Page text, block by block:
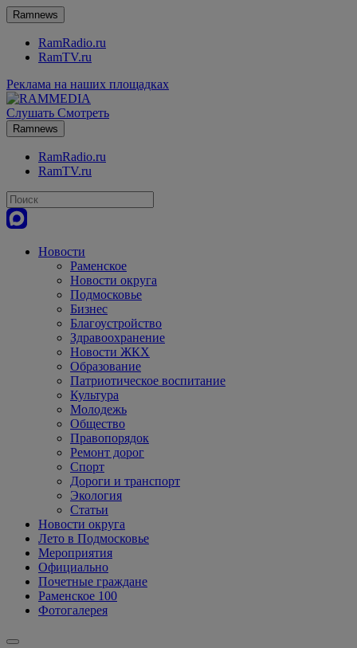
Ramnews
RamRadio.ru
RamTV.ru
Реклама на наших площадках
Слушать Смотреть
Ramnews
RamRadio.ru
RamTV.ru
Новости
Раменское
Новости округа
Подмосковье
Бизнес
Благоустройство
Здравоохранение
Новости ЖКХ
Образование
Патриотическое воспитание
Культура
Молодежь
Общество
Правопорядок
Ремонт дорог
Спорт
Дороги и транспорт
Экология
Статьи
Новости округа
Лето в Подмосковье
Мероприятия
Официально
Почетные граждане
Раменское 100
Фотогалерея